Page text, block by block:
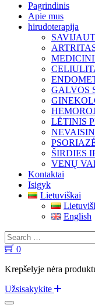
Pagrindinis
Apie mus
hirudoterapija
GALVOS
LĖTINIS
ŠIRDIES
VENŲ
Kontaktai
Isigyk
Lietuviškai
English
Search
for:0
Krepšelyje nėra
Užsisakykite